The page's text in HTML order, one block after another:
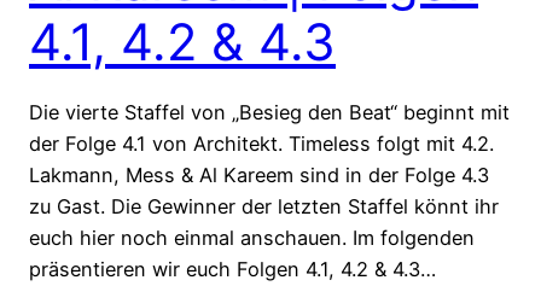
4.1, 4.2 & 4.3
Die vierte Staffel von „Besieg den Beat“ beginnt mit
der Folge 4.1 von Architekt. Timeless folgt mit 4.2.
Lakmann, Mess & Al Kareem sind in der Folge 4.3
zu Gast. Die Gewinner der letzten Staffel könnt ihr
euch hier noch einmal anschauen. Im folgenden
präsentieren wir euch Folgen 4.1, 4.2 & 4.3…